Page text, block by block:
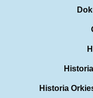
Historia